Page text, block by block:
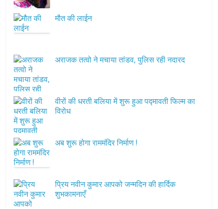
मौत की लाईन
अराजक तत्वो ने मचाया तांडव, पुलिस रही नदारद
वीरों की धरती बलिया में शुरू हुआ पद्मावती फिल्म का
विरोध
अब शुरू होगा राममंदिर निर्माण !
प्रिय नवीन कुमार आपको जन्मदिन की हार्दिक
शुभकामनाएँ